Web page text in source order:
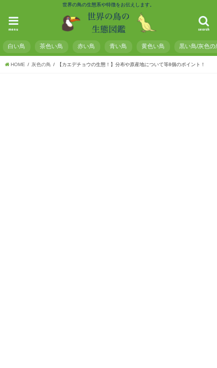
世界の鳥の生態系や特徴をお伝えします。
search
menu
白い鳥 茶色い鳥 赤い鳥 青い鳥 黄色い鳥 黒い鳥/灰色の
HOME 灰色の鳥 【カエデチョウの生態！】分布や原産地について等8個のポイント！